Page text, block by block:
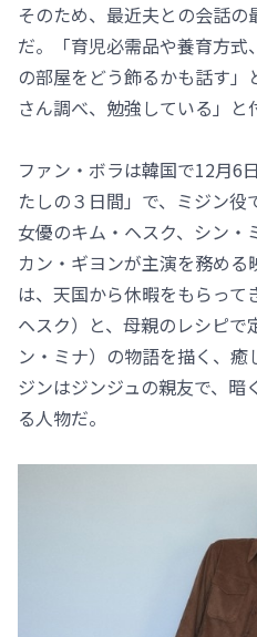
そのため、最近夫との会話の
だ。「育児必需品や養育方
の部屋をどう飾るかも話す」
さん調べ、勉強している」と
ファン・ボラは韓国で12月6
たしの３日間」で、ミジン役
女優のキム・ヘスク、シン・
カン・ギヨンが主演を務める
は、天国から休暇をもらって
ヘスク）と、母親のレシピで
ン・ミナ）の物語を描く、
ジンはジンジュの親友で、
る人物だ。